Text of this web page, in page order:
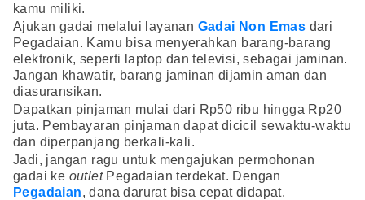
kamu miliki.
Ajukan gadai melalui layanan Gadai Non Emas dari
Pegadaian. Kamu bisa menyerahkan barang-barang
elektronik, seperti laptop dan televisi, sebagai jaminan.
Jangan khawatir, barang jaminan dijamin aman dan
diasuransikan.
Dapatkan pinjaman mulai dari Rp50 ribu hingga Rp20
juta. Pembayaran pinjaman dapat dicicil sewaktu-waktu
dan diperpanjang berkali-kali.
Jadi, jangan ragu untuk mengajukan permohonan
gadai ke outletPegadaian terdekat. Dengan
Pegadaian, dana darurat bisa cepat didapat.